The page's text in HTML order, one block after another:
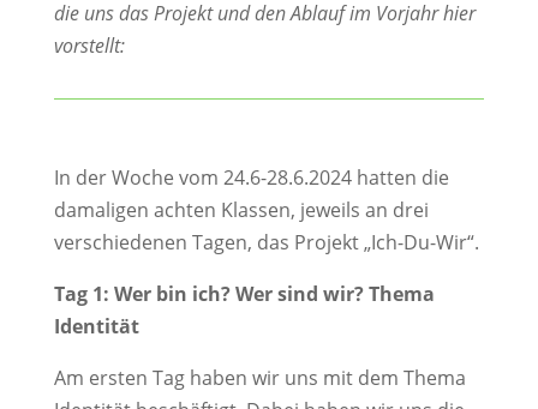
die uns das Projekt und den Ablauf im Vorjahr hier
vorstellt:
In der Woche vom 24.6-28.6.2024 hatten die
damaligen achten Klassen, jeweils an drei
verschiedenen Tagen, das Projekt „Ich-Du-Wir“.
Tag 1: Wer bin ich? Wer sind wir? Thema
Identität
Am ersten Tag haben wir uns mit dem Thema